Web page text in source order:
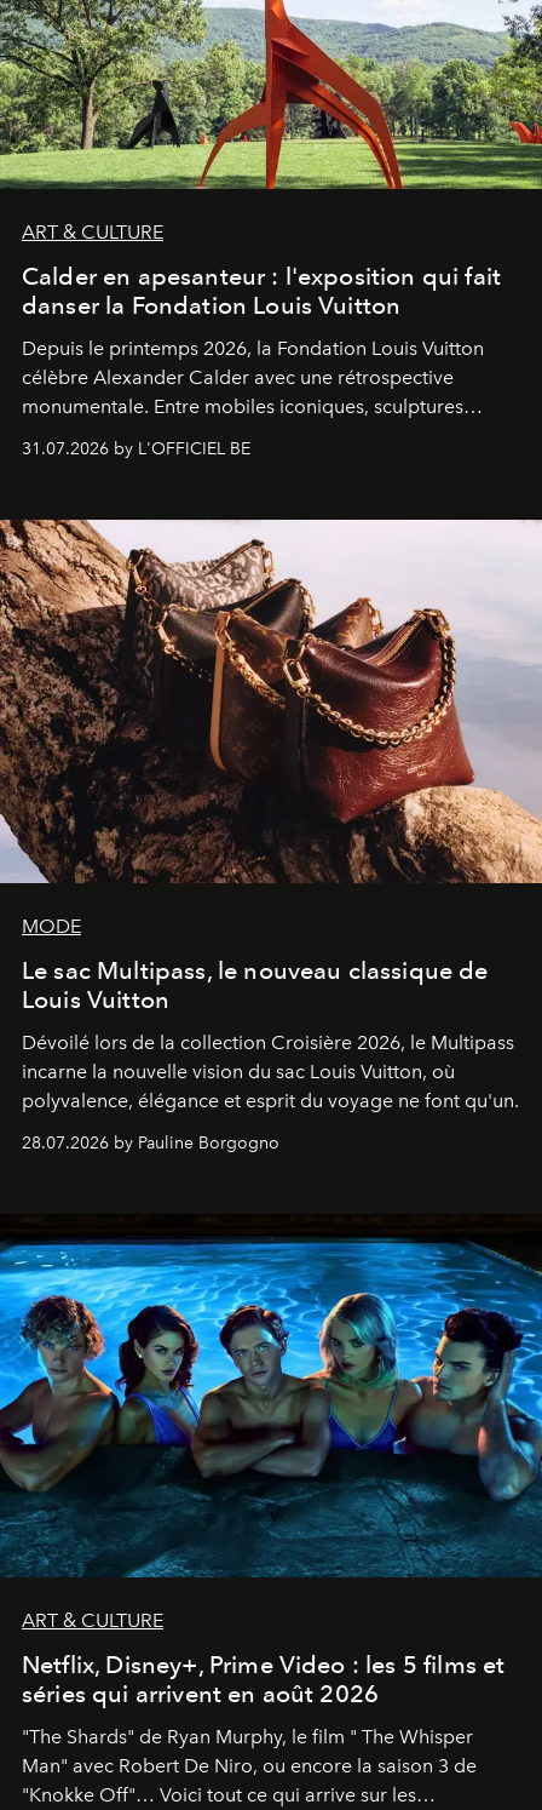
ART & CULTURE
Calder en apesanteur : l'exposition qui fait
danser la Fondation Louis Vuitton
Depuis le printemps 2026, la Fondation Louis Vuitton
célèbre Alexander Calder avec une rétrospective
monumentale. Entre mobiles iconiques, sculptures
monumentales et poésie du mouvement, l'artiste
américain investit les espaces imaginés par Frank Gehry
sculpture.
31.07.2026 by L'OFFICIEL BE
MODE
Le sac Multipass, le nouveau classique de
Louis Vuitton
Dévoilé lors de la collection Croisière 2026, le Multipass
incarne la nouvelle vision du sac Louis Vuitton, où
polyvalence, élégance et esprit du voyage ne font qu'un.
28.07.2026 by Pauline Borgogno
ART & CULTURE
Netflix, Disney+, Prime Video : les 5 films et
séries qui arrivent en août 2026
"The Shards" de Ryan Murphy, le film " The Whisper
Man" avec Robert De Niro, ou encore la saison 3 de
"Knokke Off"… Voici tout ce qui arrive sur les